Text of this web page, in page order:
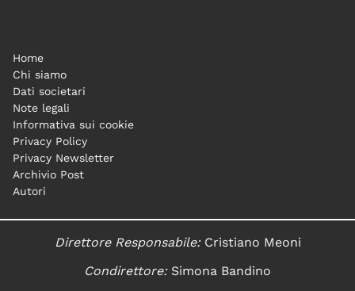
Home
Chi siamo
Dati societari
Note legali
Informativa sui cookie
Privacy Policy
Privacy Newsletter
Archivio Post
Autori
Direttore Responsabile:Cristiano Meoni
Condirettore:Simona Bandino